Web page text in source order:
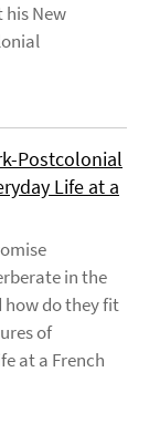
his New
Postcolonial
Life at a
in the
how do they fit
of
at a French